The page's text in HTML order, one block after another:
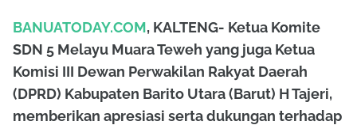
BANUATODAY.COM, KALTENG- Ketua Komite
SDN 5 Melayu Muara Teweh yang juga Ketua
Komisi III Dewan Perwakilan Rakyat Daerah
(DPRD) Kabupaten Barito Utara (Barut) H Tajeri,
memberikan apresiasi serta dukungan terhadap